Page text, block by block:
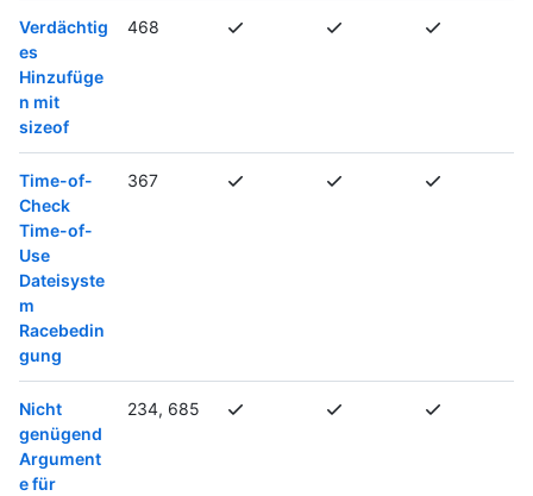
Verdächtig
es
Hinzufüge
n mit
sizeof
468
Time-of-
Check
Time-of-
Use
Dateisyste
m
Racebedin
gung
367
Nicht
genügend
Argument
e für
234, 685